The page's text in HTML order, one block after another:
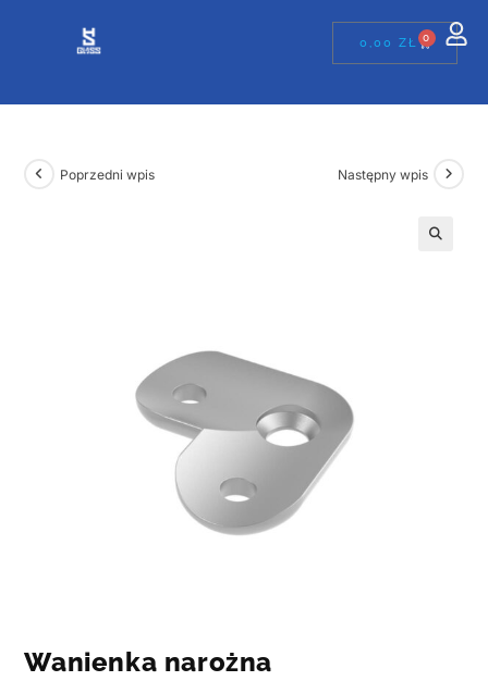
0,00ZŁ 0
Poprzedni wpis Następny wpis
Wanienka narożna